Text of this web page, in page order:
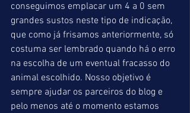
conseguimos emplacar um 4 a 0 sem
grandes sustos neste tipo de indicação,
que como já frisamos anteriormente, só
costuma ser lembrado quando há o erro
na escolha de um eventual fracasso do
animal escolhido. Nosso objetivo é
sempre ajudar os parceiros do blog e
pelo menos até o momento estamos